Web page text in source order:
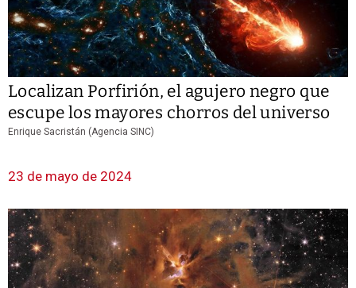
Localizan Porfirión, el agujero negro que
escupe los mayores chorros del universo
Enrique Sacristán (Agencia SINC)
23 de mayo de 2024